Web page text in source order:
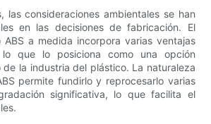
las consideraciones ambientales se han
en las decisiones de fabricación. El
a medida incorpora varias ventajas
lo que lo posiciona como una opción
de la industria del plástico. La naturaleza
permite fundirlo y reprocesarlo varias
significativa, lo que facilita el